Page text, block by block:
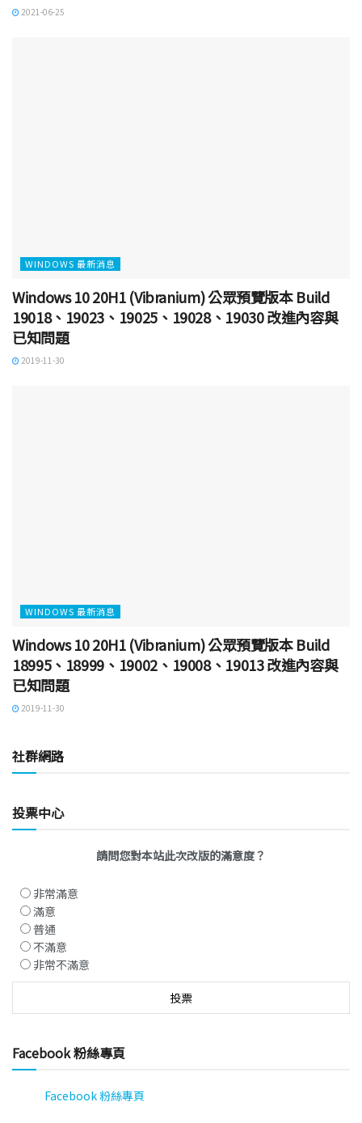
2021-06-25
WINDOWS 最新消息
Windows 10 20H1 (Vibranium) 公眾預覽版本 Build
19018、19023、19025、19028、19030 改進內容與
已知問題
2019-11-30
WINDOWS 最新消息
Windows 10 20H1 (Vibranium) 公眾預覽版本 Build
18995、18999、19002、19008、19013 改進內容與
已知問題
2019-11-30
社群網路
投票中心
請問您對本站此次改版的滿意度？
非常滿意
滿意
普通
不滿意
非常不滿意
Facebook 粉絲專頁
Facebook 粉絲專頁